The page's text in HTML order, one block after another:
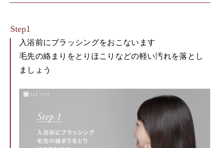
入浴前にブラッシングをおこないます
毛先の絡まりをとりほこりなどの軽い汚れを落とし
ましょう